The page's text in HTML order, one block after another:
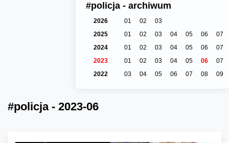
#policja - archiwum
2026 01 02
03
2025
01 02 03 04 05 06
07
2024
01 02 03 04 05 06
07
2023
01 02 03 04 05 06
07
2022
03 04 05 06 07 08 09
#policja - 2023-06